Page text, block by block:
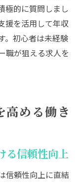
極的に質問しまし
援を活用して年収
。初心者は未経験
職が狙える求人を
高める働き
る信頼性向上
信頼性向上に直結